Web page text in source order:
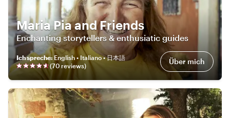
Maria Pia and Friends
Enchanting storytellers & enthusiatic guides
Ich spreche: English • Italiano • 日本語
(70 reviews) Über mich